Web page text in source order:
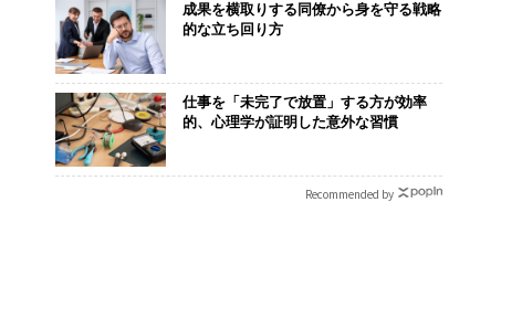
挑戦は個から始まり、共
創によって加速する NOR
QAIN JAPAN 特別座談会
アフリカの農村の通信、
小1の壁。2人の挑戦者が
エンジニアの
タマディック
を徹底する理
成果を横取りする同僚から身を守る戦略
的な立ち回り方
仕事を「未完了で放置」する方が効率
的、心理学が証明した意外な習慣
Recommended by